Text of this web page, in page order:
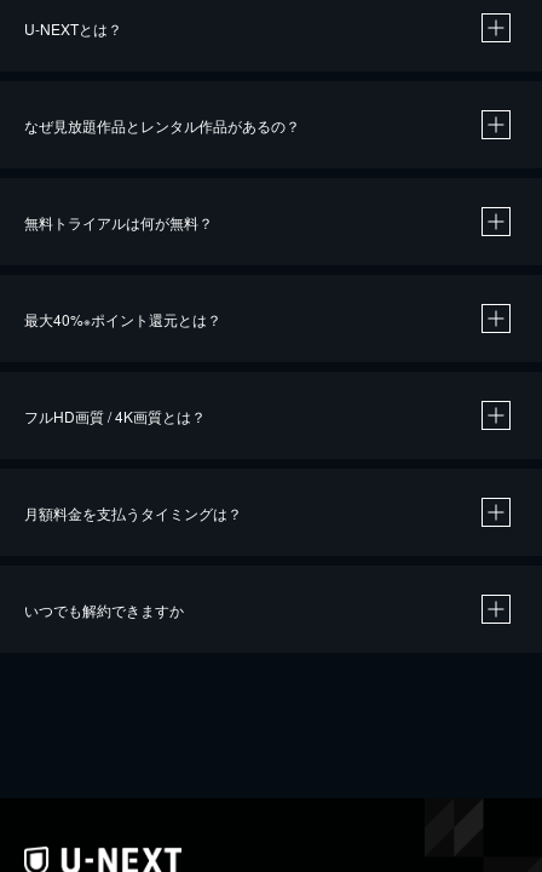
U-NEXTとは？
なぜ見放題作品とレンタル作品があるの？
無料トライアルは何が無料？
最大40%※ポイント還元とは？
※40％ポイント還元の対象は、クレジットカード決済による作品の購入 / レンタルです。
フルHD画質 / 4K画質とは？
月額料金を支払うタイミングは？
いつでも解約できますか